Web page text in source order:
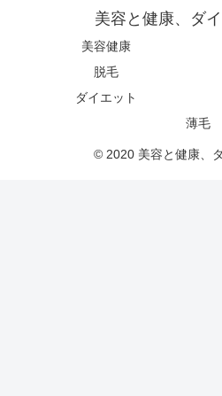
美容と健康、ダ
美容健康
脱毛
ダイエット
薄毛
© 2020 美容と健康、